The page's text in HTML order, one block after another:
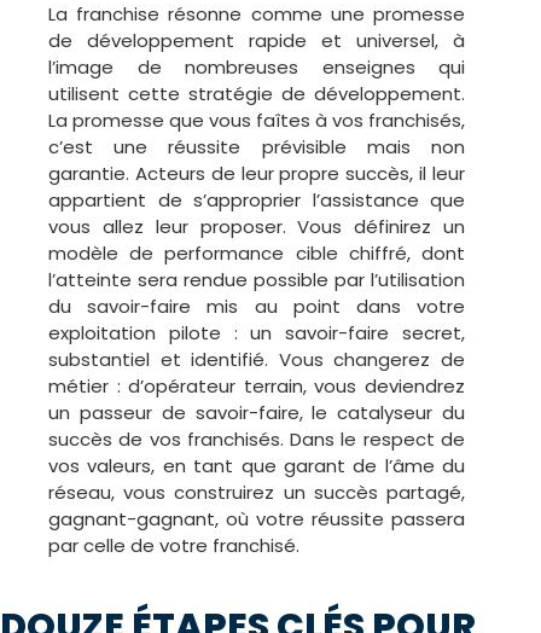
La franchise résonne comme une promesse
de développement rapide et universel, à
l’image de nombreuses enseignes qui
utilisent cette stratégie de développement.
La promesse que vous faîtes à vos franchisés,
c’est une réussite prévisible mais non
garantie. Acteurs de leur propre succès, il leur
appartient de s’approprier l’assistance que
vous allez leur proposer. Vous définirez un
modèle de performance cible chiffré, dont
l’atteinte sera rendue possible par l’utilisation
du savoir-faire mis au point dans votre
exploitation pilote : un savoir-faire secret,
substantiel et identifié. Vous changerez de
métier : d’opérateur terrain, vous deviendrez
un passeur de savoir-faire, le catalyseur du
succès de vos franchisés. Dans le respect de
vos valeurs, en tant que garant de l’âme du
réseau, vous construirez un succès partagé,
gagnant-gagnant, où votre réussite passera
par celle de votre franchisé.